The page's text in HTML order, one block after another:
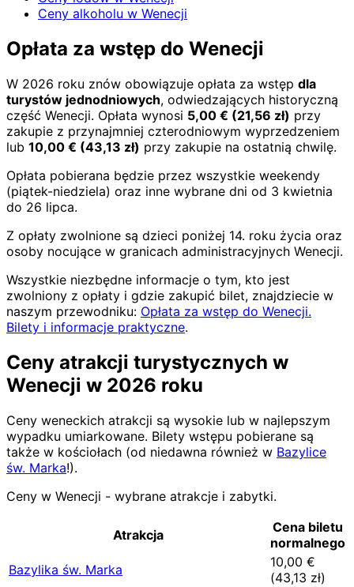
Ceny alkoholu w Wenecji
Opłata za wstęp do Wenecji
W 2026 roku znów obowiązuje opłata za wstęp dla
turystów jednodniowych, odwiedzających historyczną
część Wenecji. Opłata wynosi 5,00 € (21,56 zł) przy
zakupie z przynajmniej czterodniowym wyprzedzeniem
lub 10,00 € (43,13 zł) przy zakupie na ostatnią chwilę.
Opłata pobierana będzie przez wszystkie weekendy
(piątek-niedziela) oraz inne wybrane dni od 3 kwietnia
do 26 lipca.
Z opłaty zwolnione są dzieci poniżej 14. roku życia oraz
osoby nocujące w granicach administracyjnych Wenecji.
Wszystkie niezbędne informacje o tym, kto jest
zwolniony z opłaty i gdzie zakupić bilet, znajdziecie w
naszym przewodniku: Opłata za wstęp do Wenecji.
Bilety i informacje praktyczne.
Ceny atrakcji turystycznych w
Wenecji w 2026 roku
Ceny weneckich atrakcji są wysokie lub w najlepszym
wypadku umiarkowane. Bilety wstępu pobierane są
także w kościołach (od niedawna również w Bazylice
św. Marka!).
Ceny w Wenecji - wybrane atrakcje i zabytki.
Atrakcja
Cena biletu
normalnego
Bazylika św. Marka
10,00 €
(43,13 zł)